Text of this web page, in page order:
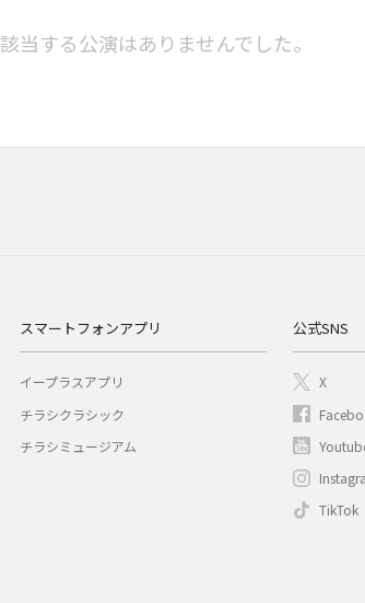
該当する公演はありませんでした。
スマートフォンアプリ
イープラスアプリ
チラシクラシック
チラシミュージアム
公式SNS
X
TikTok